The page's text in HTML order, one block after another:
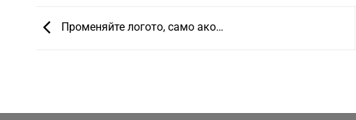
Променяйте логото, само ако…